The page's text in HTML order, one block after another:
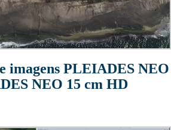
imagens PLEIADES NEO
NEO 15 cm HD